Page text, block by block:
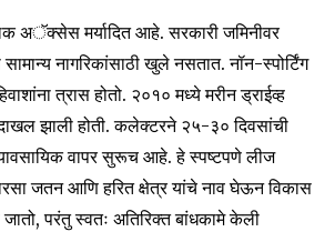
the Privacy Policy
32,111 75
अॅक्सेस मर्यादित आहे. सरकारी जमिनीवर
नागरिकांसाठी खुले नसतात. नॉन-स्पोर्टिंग
त्रास होतो. २०१० मध्ये मरीन ड्राईव्ह
झाली होती. कलेक्टरने २५-३० दिवसांची
व्यावसायिक वापर सुरूच आहे. हे स्पष्टपणे लीज
जतन आणि हरित क्षेत्र यांचे नाव घेऊन विकास
जातो, परंतु स्वतः अतिरिक्त बांधकामे केली